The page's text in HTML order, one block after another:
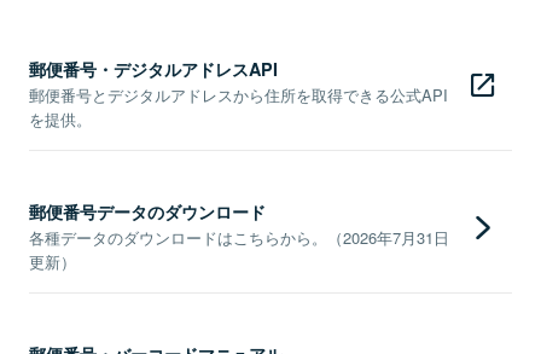
郵便番号・デジタルアドレスAPI
郵便番号とデジタルアドレスから住所を取得できる公式API
を提供。
郵便番号データのダウンロード
各種データのダウンロードはこちらから。（2026年7月31日
更新）